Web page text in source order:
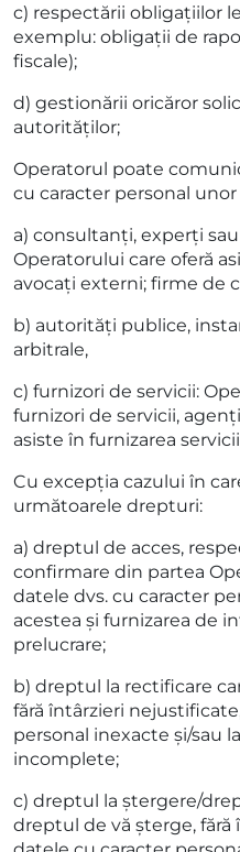
c) respectării obligațiilor
exemplu: obligații de
fiscale);
d) gestionării oricăror
autorităților;
Operatorul poate
cu caracter personal
a) consultanți, experți
Operatorului care oferă
avocați externi; firme de
b) autorități publice,
arbitrale,
c) furnizori de servicii:
furnizori de servicii,
asiste în furnizarea
Cu excepția cazului în
următoarele drepturi:
a) dreptul de acces,
confirmare din partea
datele dvs. cu caracter
acestea și furnizarea de
prelucrare;
b) dreptul la rectificare
fără întârzieri
personal inexacte și/sau
incomplete;
c) dreptul la ștergere/
dreptul de vă șterge,